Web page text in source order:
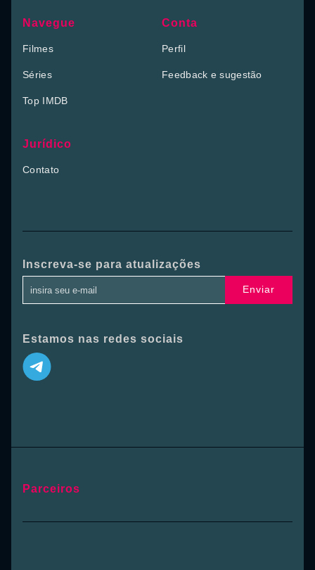
Navegue
Filmes
Séries
Top IMDB
Conta
Perfil
Feedback e sugestão
Jurídico
Contato
Inscreva-se para atualizações
Enviar
Estamos nas redes sociais
Parceiros